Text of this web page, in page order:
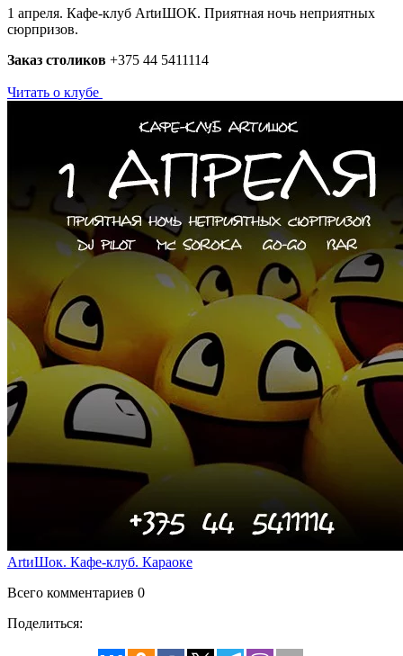
­1 апреля. Кафе-клуб ArtиШОК. Приятная ночь неприятных
сюрпризов.
Заказ столиков +375 44 5411114 ­
Читать о клубе
ArtиШок. Кафе-клуб. Караоке
Всего комментариев 0
Поделиться: